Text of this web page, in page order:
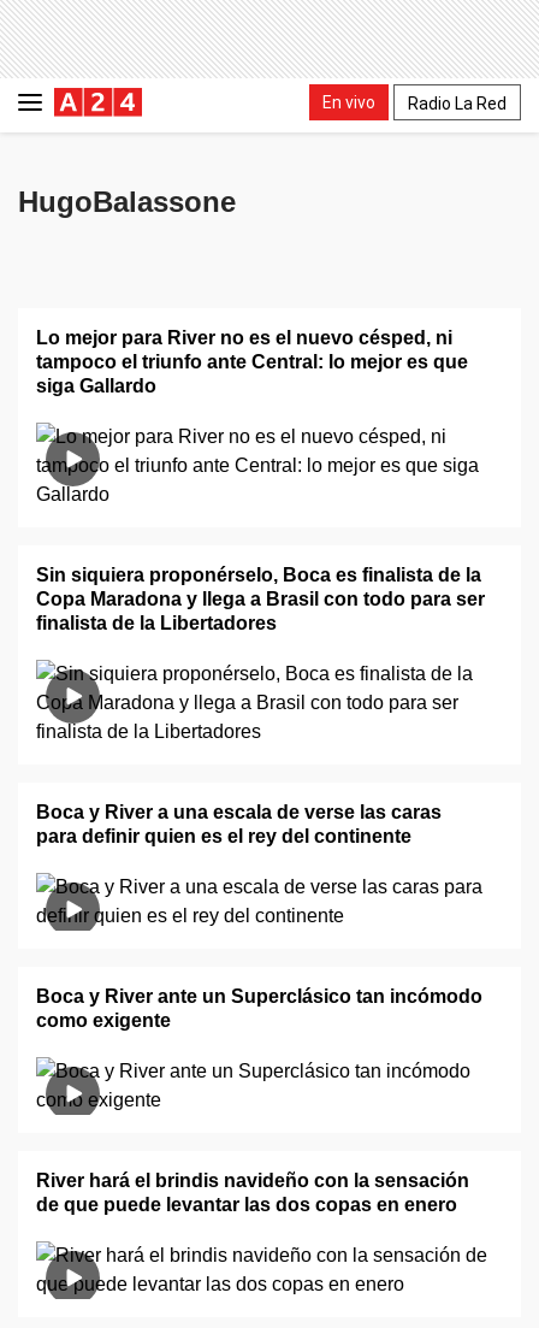
En vivo Radio La Red
HugoBalassone
Lo mejor para River no es el nuevo césped, ni
tampoco el triunfo ante Central: lo mejor es que
siga Gallardo
Sin siquiera proponérselo, Boca es finalista de la
Copa Maradona y llega a Brasil con todo para ser
finalista de la Libertadores
Boca y River a una escala de verse las caras
para definir quien es el rey del continente
Boca y River ante un Superclásico tan incómodo
como exigente
River hará el brindis navideño con la sensación
de que puede levantar las dos copas en enero